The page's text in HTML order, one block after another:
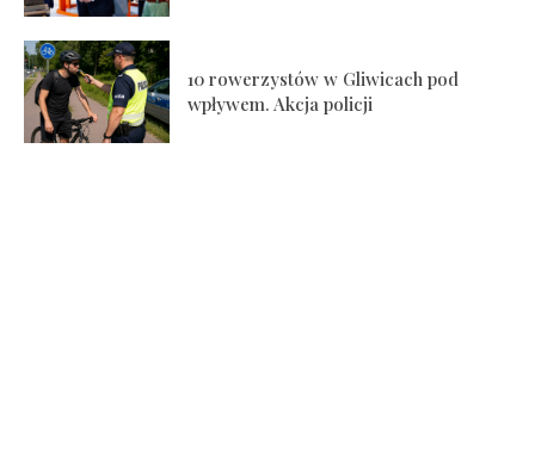
10 rowerzystów w Gliwicach pod
wpływem. Akcja policji